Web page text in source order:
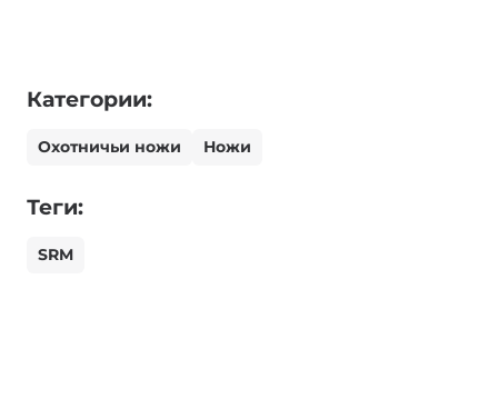
Категории:
Охотничьи ножи Ножи
Теги:
SRM